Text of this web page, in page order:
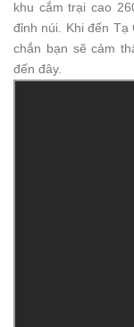
khu cắm trại cao
đỉnh núi. Khi đến Tạ
chắn bạn sẽ cảm
đến đây.